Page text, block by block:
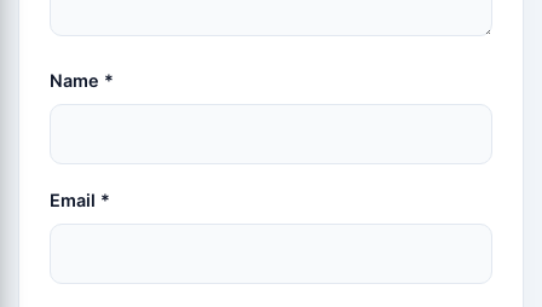
Name *
Email *